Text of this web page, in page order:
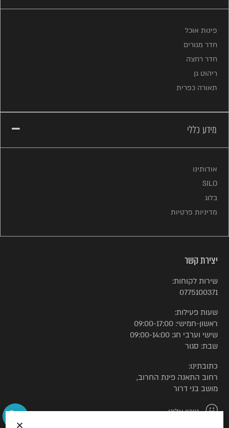
פינות אוכל
חדר מגורים
חדר רחצה
ריהוט גן
תאורה כפרית
מידע כללי
אודותינו
SILO
בלוג
מדיניות פרטיות
יצירת קשר
שירות לקוחות:
0775100371
שעות פעילות:
ראשון-חמישי: 09:00-17:00
שישי וערבי חג: 09:00-14:00
שבת: סגור
כתובתינו:
רחוב התאנה פינת החרוב,
מושב בני דרור
נווטו אלינו